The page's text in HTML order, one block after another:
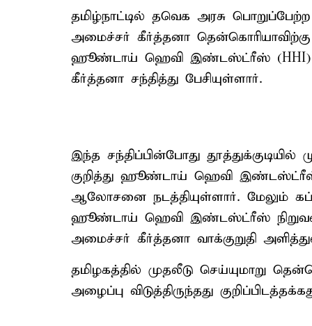
தமிழ்நாட்டில் தவெக அரசு
அமைச்சர் கீர்த்தனா
ஹூண்டாய் ஹெவி இண்டஸ்ட்ரீஸ் (HHI)
கீர்த்தனா சந்தித்து பேசியுள்ளார்.
இந்த சந்திப்பின்போது
குறித்து ஹூண்டாய் ஹெவி இண்டஸ்ட்ரீஸ்
ஆலோசனை நடத்தியுள்ளார். மேலும்
ஹூண்டாய் ஹெவி இண்டஸ்ட்ரீஸ்
அமைச்சர் கீர்த்தனா வாக்குறுதி
தமிழகத்தில் முதலீடு செய்யுமாறு
அழைப்பு விடுத்திருந்தது